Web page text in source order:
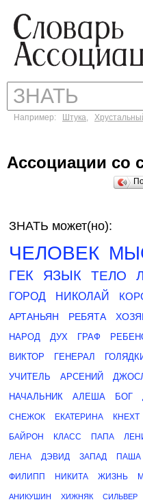
Например: Штука,
Ассоциации со
ЗНАТЬ может(но):
ЧЕЛОВЕК
ГЕК ЯЗЫК ТЕЛО
ГОРОД НИКОЛАЙ
АРТАНЬЯН РЕБЯТА
НАРОД ДУХ ГРАФ
ВИКТОР
ГЕНЕРАЛ
УЧИТЕЛЬ
АРСЕНИЙ
НАЧАЛЬНИК
АЛЕША БОГ
СНЕЖОК ЕКАТЕРИНА КНЕХТ
БАЙРОН КЛАСС ПАПА
ЛЕНА ДЭВИД ЗАПАД ПАША
ФИЛИПП НИКИТА ЖИЗНЬ
АНИКУШИН ХИЖНЯК СИЛЬВЕР